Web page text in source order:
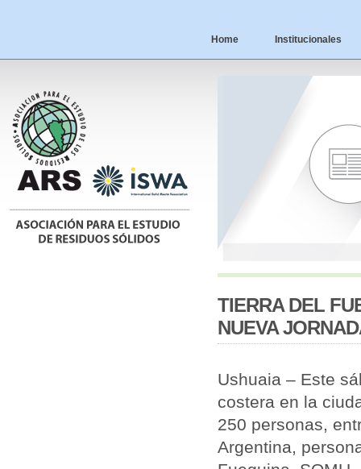
Home Institucionales
TIERRA DEL
NUEVA
Ushuaia – Este
costera en la
250 personas,
Argentina,